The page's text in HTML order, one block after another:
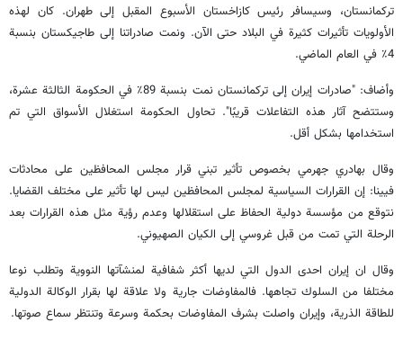
تركمانستان، وسيسافر رئيس كازاخستان الأسبوع المقبل إلى طهران. كان لهذه
الأولويات تأثيرات كثيرة في البلاد حتى الآن. ونمت صادراتنا إلى طاجيكستان بنسبة
4٪ في العام الماضي.
وأضاف: "صادرات إيران إلى تركمانستان نمت بنسبة 89٪ في الحكومة الثالثة عشرة،
وستتضح آثار هذه التفاعلات قريبًا". تحاول الحكومة استغلال الأسواق التي تم
استخدامها بشكل أقل.
وقال بهادري جهرمي بخصوص تأثير تبني قرار مجلس المحافظين على محادثات
فيينا: إن القرارات السياسية لمجلس المحافظين ليس لها تأثير على مختلف القضايا.
نتوقع من مؤسسة دولية الحفاظ على استقلالها وعدم رؤية مثل هذه القرارات بعد
الرحلة التي تمت من قبل غروسي إلى الكيان الصهيوني.
وقال ان إيران احدى الدول التي لديها أكثر شفافية لمنشآتها النووية وتطلب نوعا
مختلفا من السلوك تجاهها. فالمفاوضات جارية ولا علاقة لها بقرار الوكالة الدولية
للطاقة الذرية، وإيران واصلت بشرف المفاوضات بحكمة وسرعة وتنتظر سماع صوتها.